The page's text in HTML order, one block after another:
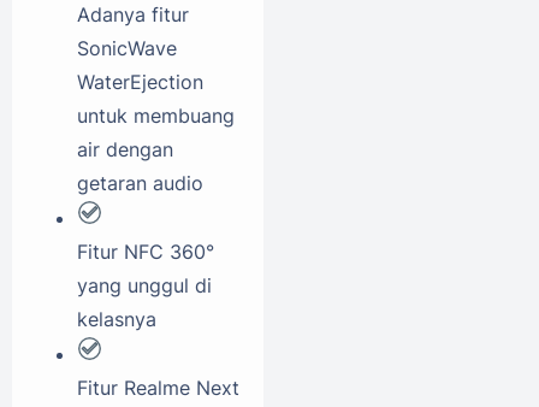
Adanya fitur
SonicWave
WaterEjection
untuk membuang
air dengan
getaran audio
Fitur NFC 360°
yang unggul di
kelasnya
Fitur Realme Next